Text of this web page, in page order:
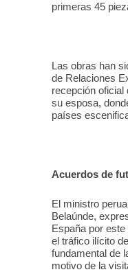
primeras 45
Las obras han
de Relaciones
recepción oficial
su esposa,
países
Acuerdos de
El ministro
Belaúnde,
España por
el tráfico ilícito
fundamental de
motivo de la